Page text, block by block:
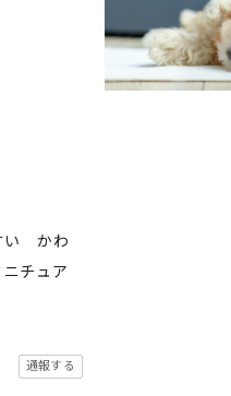
い かわ
チュア
通報する